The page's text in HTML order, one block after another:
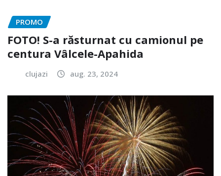
PROMO
FOTO! S-a răsturnat cu camionul pe
centura Vâlcele-Apahida
clujazi aug. 23, 2024